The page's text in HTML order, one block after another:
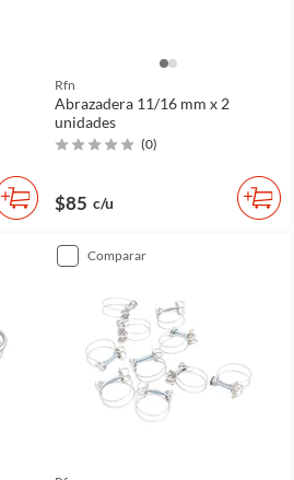
Rfn
Abrazadera 11/16 mm x 2
unidades
(0)
$85 c/u
comparar